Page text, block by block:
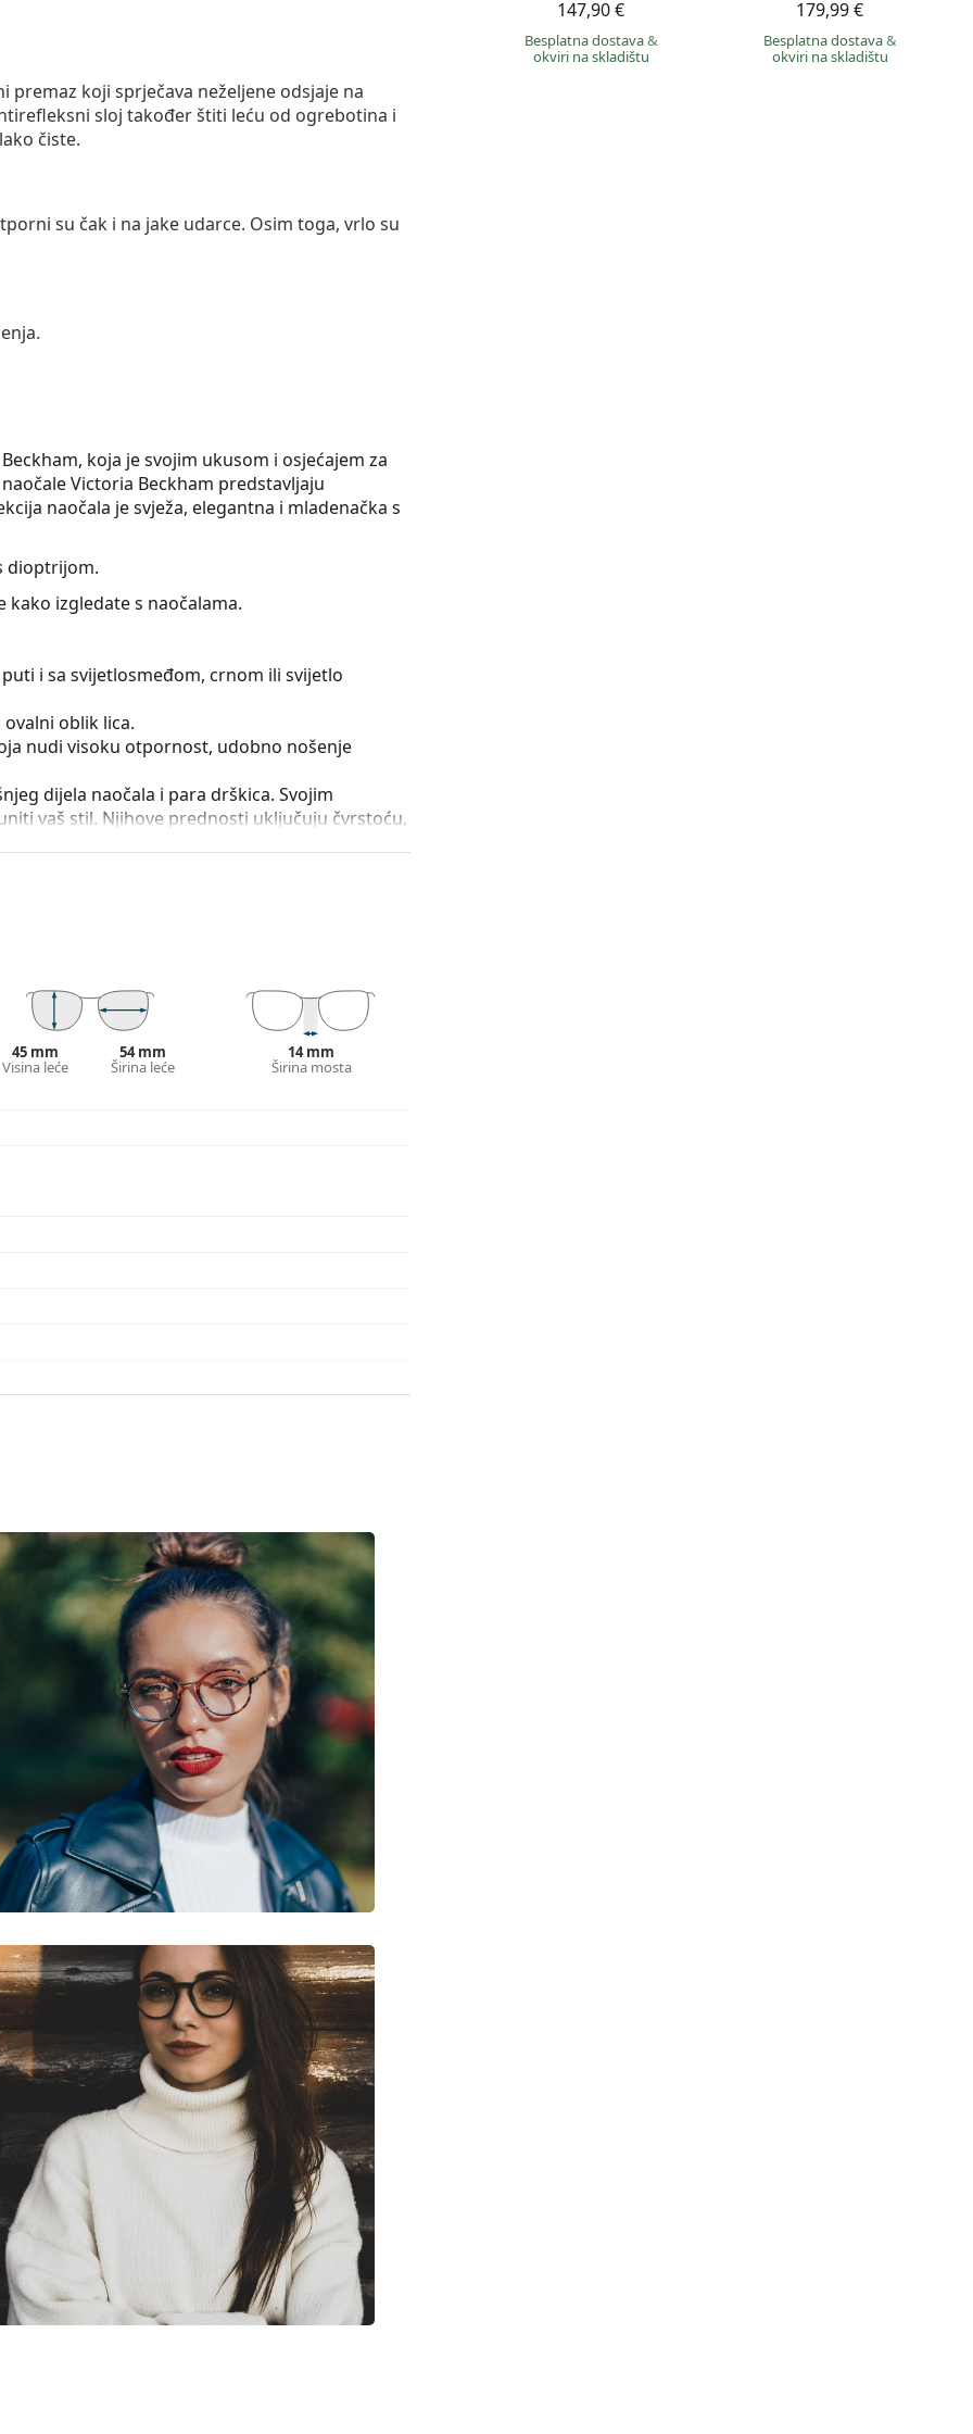
147,90 €
Besplatna dostava&
okviri na skladištu
179,99 €
Besplatna dostava&
okviri na skladištu
premaz koji sprječava neželjene odsjaje na
sloj također štiti leću od ogrebotina i
čiste.
su čak i na jake udarce. Osim toga, vrlo su
koja je svojim ukusom i osjećajem za
Victoria Beckham predstavljaju
naočala je svježa, elegantna i mladenačka s
dioptrijom.
izgledate s naočalama.
i sa svijetlosmeđom, crnom ili svijetlo
oblik lica.
nudi visoku otpornost, udobno nošenje
dijela naočala i para drškica. Svojim
vaš stil. Njihove prednosti uključuju čvrstoću,
optičkom moći.
i njena izvedba mogu se razlikovati.
naočala. Neki modeli umjesto krpe mogu
više stilova ili provjerite našvodič za
za uporabu.
45 mm
Visina leće
54 mm
Širina leće
14 mm
Širina mosta